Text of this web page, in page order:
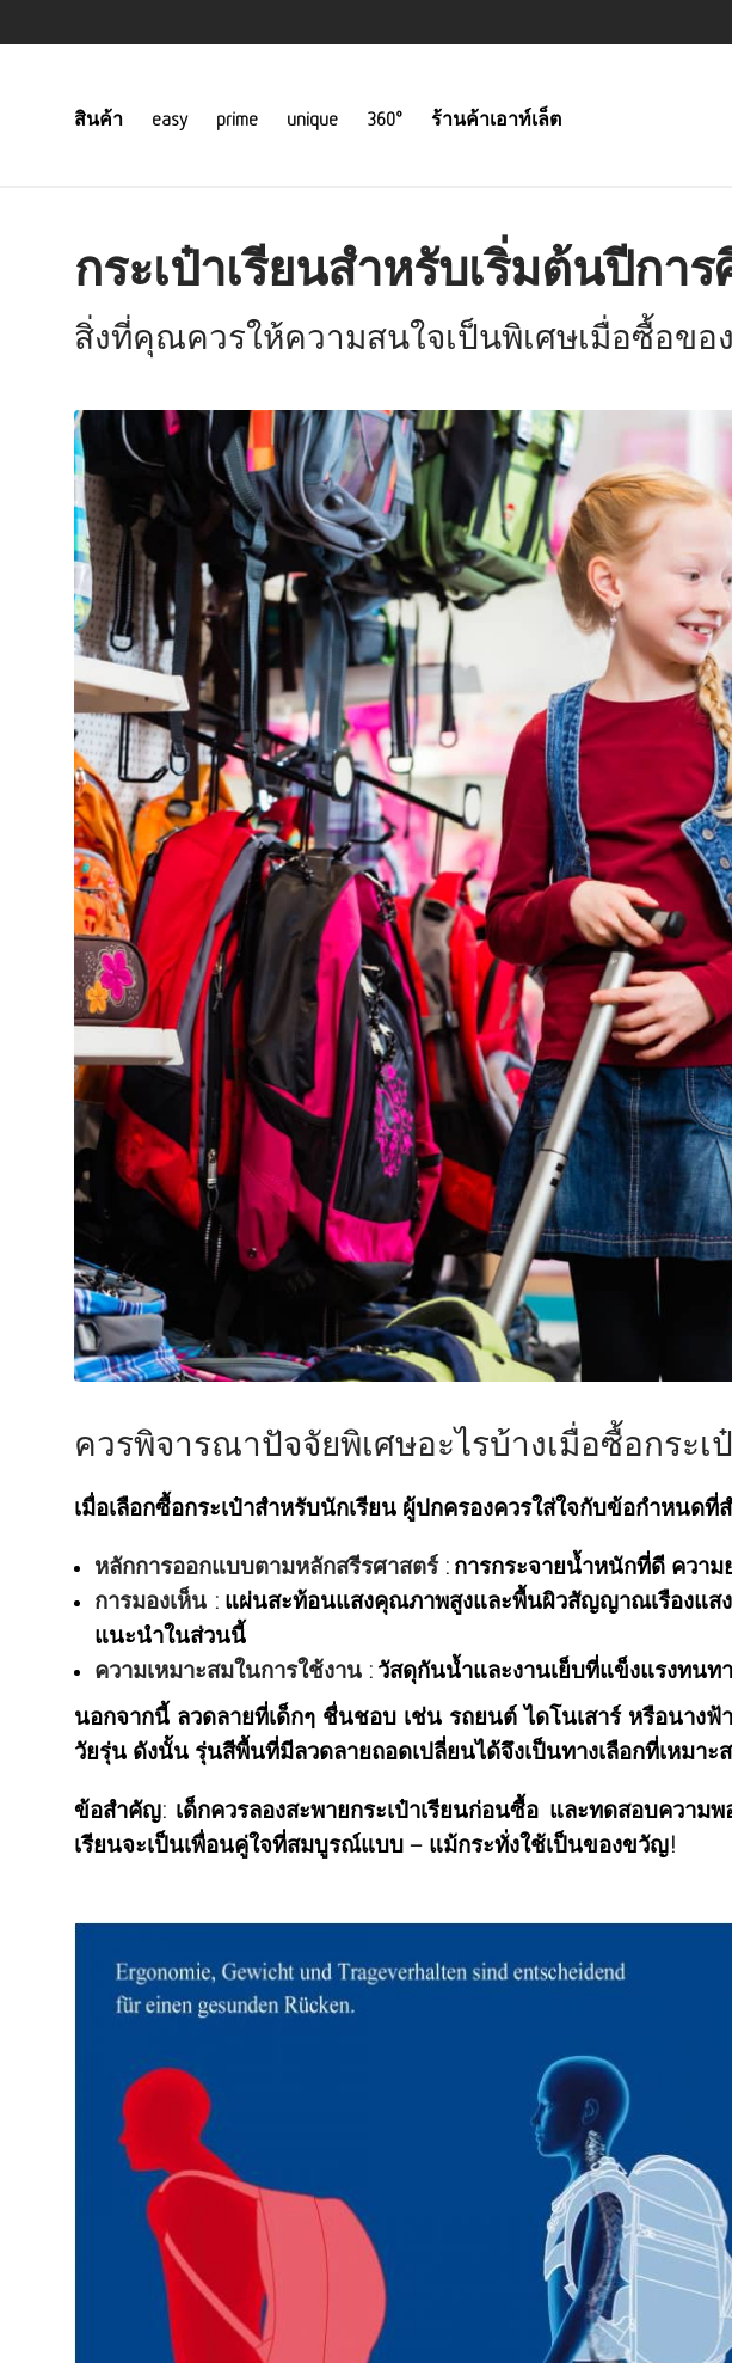
สินค้า easy prime unique 360° ร้านค้าเอาท์เล็ต
กระเป๋าเรียนสำหรับเริ่มต้นปีกา
สิ่งที่คุณควรให้ความสนใจเป็นพิเศษเมื่อซื้อของ
ควรพิจารณาปัจจัยพิเศษอะไรบ้างเมื่อซื้อกระเ
เมื่อเลือกซื้อกระเป๋าสำหรับนักเรียน ผู้ปกครองควรใส่ใจกับข้อกำหนด
หลักการออกแบบตามหลักสรีรศาสตร์: การกระจายน้ำหนักที่ดี ควา
การมองเห็น : แผ่นสะท้อนแสงคุณภาพสูงและพื้นผิวสัญญาณเรืองแสง
แนะนำในส่วนนี้
ความเหมาะสมในการใช้งาน : วัสดุกันน้ำและงานเย็บที่แข็งแรงทนท
นอกจากนี้ ลวดลายที่เด็กๆ ชื่นชอบ เช่น รถยนต์ ไดโนเสาร์ หรือนาง
วัยรุ่น ดังนั้น รุ่นสีพื้นที่มีลวดลายถอดเปลี่ยนได้จึงเป็นทางเลือกที่เหมาะ
ข้อสำคัญ: เด็กควรลองสะพายกระเป๋าเรียนก่อนซื้อ และทดสอบความ
เรียนจะเป็นเพื่อนคู่ใจที่สมบูรณ์แบบ – แม้กระทั่งใช้เป็นของขวัญ!